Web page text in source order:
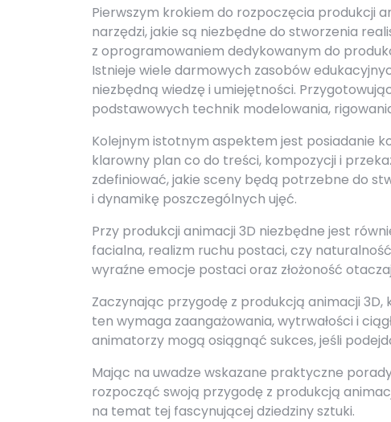
Pierwszym krokiem do rozpoczęcia produkcji
narzędzi, jakie są niezbędne do stworzenia
z oprogramowaniem dedykowanym do
Istnieje wiele darmowych zasobów
niezbędną wiedzę i umiejętności.
podstawowych technik modelowania,
Kolejnym istotnym aspektem jest posiadanie
klarowny plan co do treści, kompozycji i
zdefiniować, jakie sceny będą potrzebne do
i dynamikę poszczególnych ujęć.
Przy produkcji animacji 3D niezbędne jest
facialna, realizm ruchu postaci, czy
wyraźne emocje postaci oraz złożoność
Zaczynając przygodę z produkcją animacji
ten wymaga zaangażowania, wytrwałości i
animatorzy mogą osiągnąć sukces, jeśli
Mając na uwadze wskazane praktyczne
rozpocząć swoją przygodę z produkcją
na temat tej fascynującej dziedziny sztuki.